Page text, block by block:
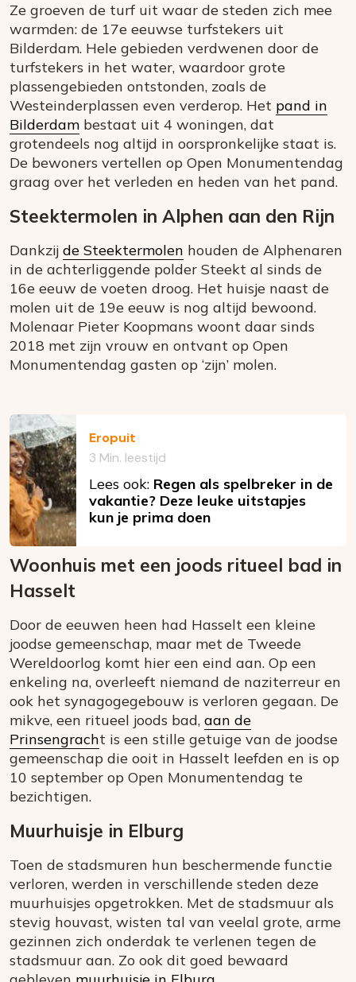
Ze groeven de turf uit waar de steden zich mee
warmden: de 17e eeuwse turfstekers uit
Bilderdam. Hele gebieden verdwenen door de
turfstekers in het water, waardoor grote
plassengebieden ontstonden, zoals de
Westeinderplassen even verderop. Het pand in
Bilderdam bestaat uit 4 woningen, dat
grotendeels nog altijd in oorspronkelijke staat is.
De bewoners vertellen op Open Monumentendag
graag over het verleden en heden van het pand.
Steektermolen in Alphen aan den Rijn
Dankzij de Steektermolen houden de Alphenaren
in de achterliggende polder Steekt al sinds de
16e eeuw de voeten droog. Het huisje naast de
molen uit de 19e eeuw is nog altijd bewoond.
Molenaar Pieter Koopmans woont daar sinds
2018 met zijn vrouw en ontvant op Open
Monumentendag gasten op ‘zijn’ molen.
Eropuit
3 Min. leestijd
Lees ook: Regen als spelbreker in de
vakantie? Deze leuke uitstapjes
kun je prima doen
Woonhuis met een joods ritueel bad in
Hasselt
Door de eeuwen heen had Hasselt een kleine
joodse gemeenschap, maar met de Tweede
Wereldoorlog komt hier een eind aan. Op een
enkeling na, overleeft niemand de naziterreur en
ook het synagogegebouw is verloren gegaan. De
mikve, een ritueel joods bad, aan de
Prinsengracht is een stille getuige van de joodse
gemeenschap die ooit in Hasselt leefden en is op
10 september op Open Monumentendag te
bezichtigen.
Muurhuisje in Elburg
Toen de stadsmuren hun beschermende functie
verloren, werden in verschillende steden deze
muurhuisjes opgetrokken. Met de stadsmuur als
stevig houvast, wisten tal van veelal grote, arme
gezinnen zich onderdak te verlenen tegen de
stadsmuur aan. Zo ook dit goed bewaard